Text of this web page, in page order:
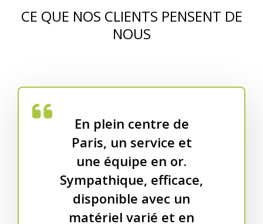
CE QUE NOS CLIENTS PENSENT DE
NOUS
En plein centre de
Paris, un service et
une équipe en or.
Sympathique, efficace,
disponible avec un
matériel varié et en